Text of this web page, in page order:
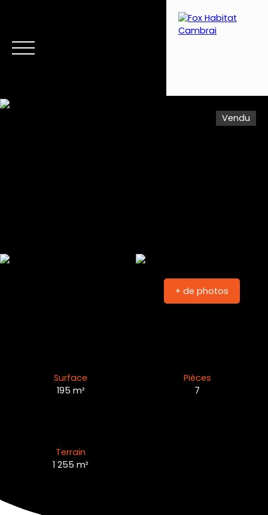
Vendu
+ de photos
Surface
195 m²
Pièces
7
Terrain
1 255m²